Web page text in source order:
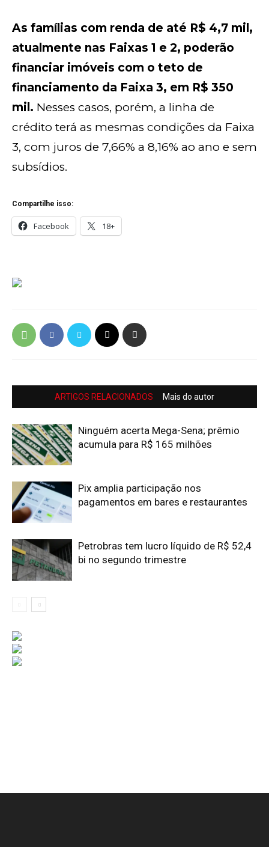
As famílias com renda de até R$ 4,7 mil,
atualmente nas Faixas 1 e 2, poderão
financiar imóveis com o teto de
financiamento da Faixa 3, em R$ 350
mil. Nesses casos, porém, a linha de
crédito terá as mesmas condições da Faixa
3, com juros de 7,66% a 8,16% ao ano e sem
subsídios.
Compartilhe isso:
Facebook 18+
ARTIGOS RELACIONADOS Mais do autor
Ninguém acerta Mega-Sena; prêmio
acumula para R$ 165 milhões
Pix amplia participação nos
pagamentos em bares e restaurantes
Petrobras tem lucro líquido de R$ 52,4
bi no segundo trimestre